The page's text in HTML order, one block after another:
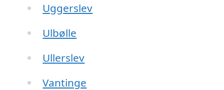
Uggerslev
Ulbølle
Ullerslev
Vantinge